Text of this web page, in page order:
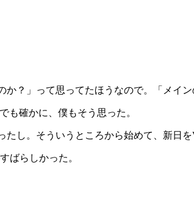
？」って思ってたほうなので。「メイ
確かに、僕もそう思った。
し。そういうところから始めて、新日を
ばらしかった。